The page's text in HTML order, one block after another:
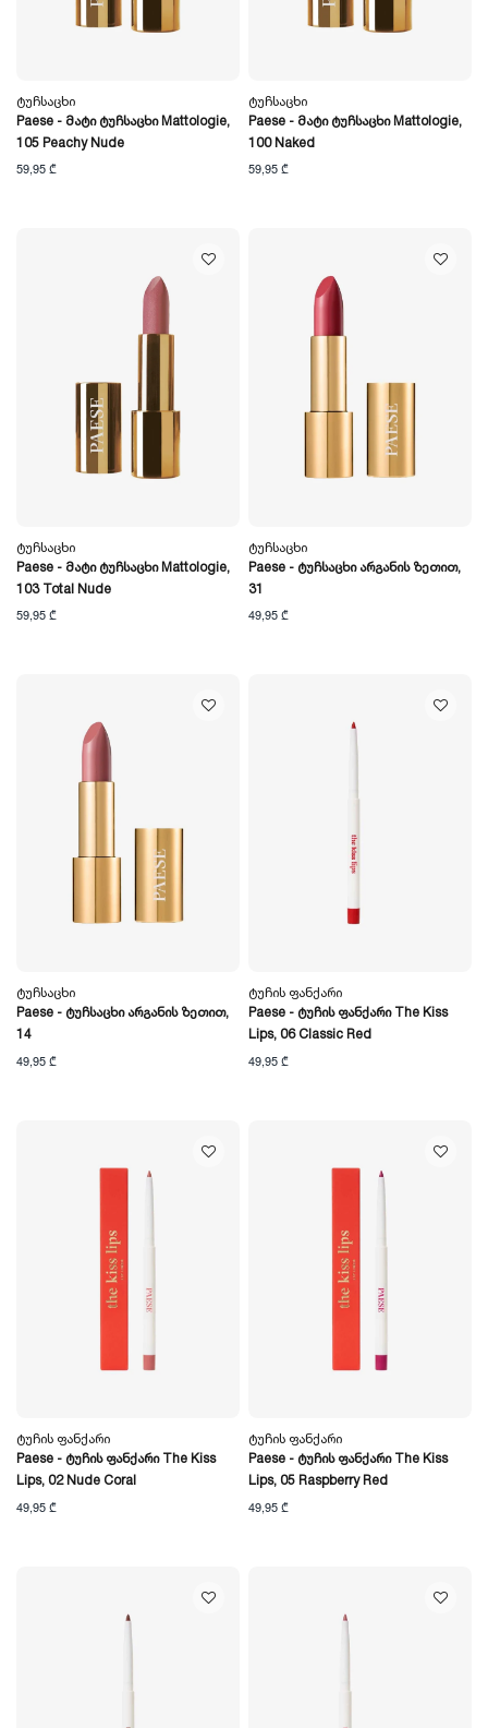
Ტუჩსაცხი
Paese - Მატი Ტუჩსაცხი Mattologie,
105 Peachy Nude
59,95 ₾
Ტუჩსაცხი
Paese - Მატი Ტუჩსაცხი Mattologie,
100 Naked
59,95 ₾
Ტუჩსაცხი
Paese - Მატი Ტუჩსაცხი Mattologie,
103 Total Nude
59,95 ₾
Ტუჩსაცხი
Paese - Ტუჩსაცხი Არგანის Ზეთით,
31
49,95 ₾
Ტუჩსაცხი
Paese - Ტუჩსაცხი Არგანის Ზეთით,
14
49,95 ₾
Ტუჩის Ფანქარი
Paese - Ტუჩის Ფანქარი The Kiss
Lips, 06 Classic Red
49,95 ₾
Ტუჩის Ფანქარი
Paese - Ტუჩის Ფანქარი The Kiss
Lips, 02 Nude Coral
49,95 ₾
Ტუჩის Ფანქარი
Paese - Ტუჩის Ფანქარი The Kiss
Lips, 05 Raspberry Red
49,95 ₾